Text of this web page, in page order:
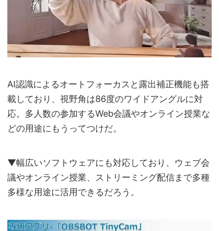
AI認識によるオートフォーカスと露出補正機能も搭
載しており、視野角は86度のワイドアングルに対
応。多人数の参加するWeb会議やオンライン授業な
どの用途にもうってつけだ。
▼幅広いソフトウェアにも対応しており、ウェブ会
議やオンライン授業、ストリーミング配信まで多種
多様な用途に活用できるだろう。